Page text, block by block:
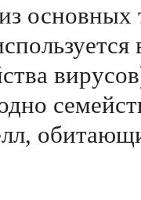
основных